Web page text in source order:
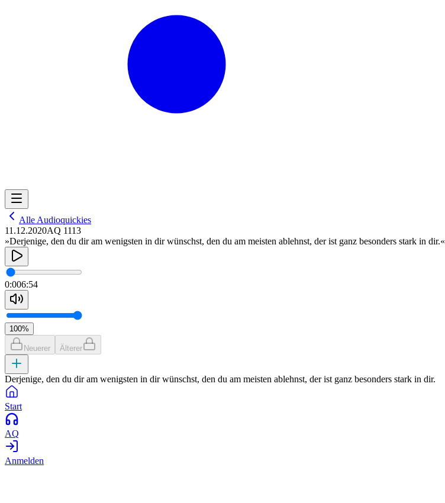
Alle Audioquickies
11.12.2020AQ 1113
»Derjenige, den du dir am wenigsten in dir wünschst, den du am meisten ablehnst, der ist ganz besonders stark in dir.«
0:006:54
100%
Neuerer Älterer
Derjenige, den du dir am wenigsten in dir wünschst, den du am meisten ablehnst, der ist ganz besonders stark in dir.
Start
AQ
Anmelden